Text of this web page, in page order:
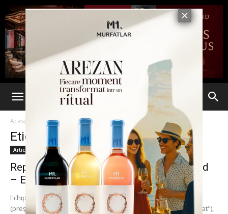
Acasă Etichete ANRSC Nord Est
Etichetă: ANRSC Nord Est
Articole
Reprezentanții „Habitat" și ai ANRSC Nord
– Est, în vizită la...
Echipa Veolia a vizitat alături de domnul Mihai Mereuță
(preşedintele Ligii naţionale a asociaţiilor de proprietari „Habitat"),